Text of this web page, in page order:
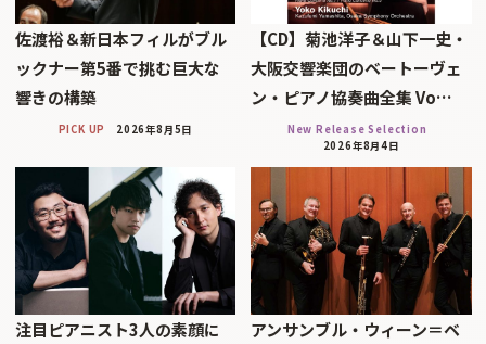
佐渡裕＆新日本フィルがブル
ックナー第5番で挑む巨大な
響きの構築
PICK UP 2026年8月5日
【CD】菊池洋子＆山下一史・
大阪交響楽団のベートーヴェ
ン・ピアノ協奏曲全集 Vo…
New Release Selection
2026年8月4日
注目ピアニスト3人の素顔に
アンサンブル・ウィーン＝ベ